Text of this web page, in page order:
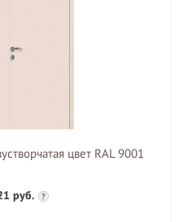
цвет RAL 9001
руб. ?